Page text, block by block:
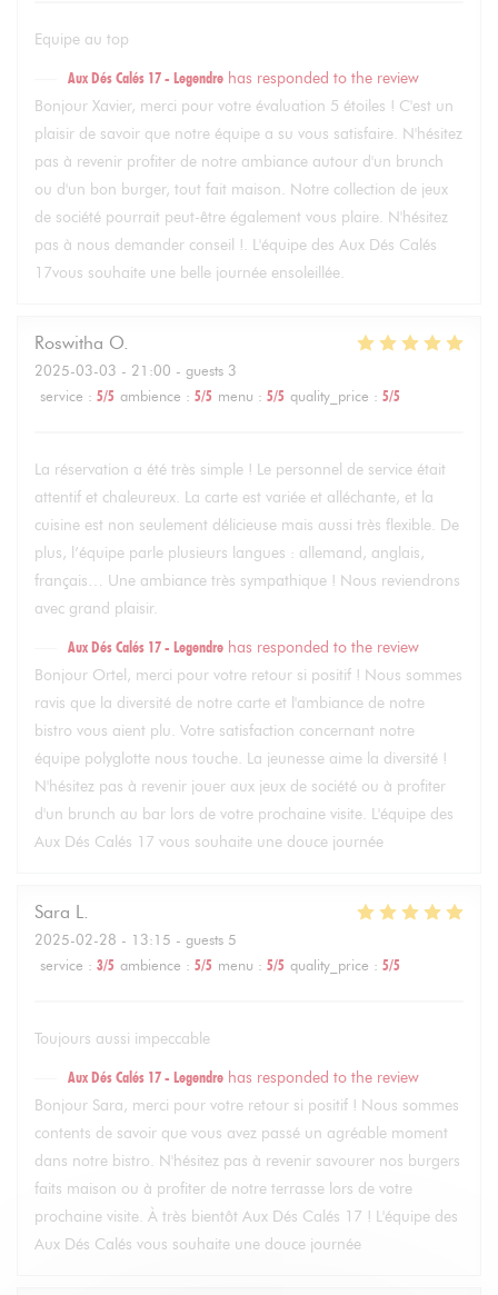
Equipe au top
Aux Dés Calés 17 - Legendre has responded to the review
Bonjour Xavier, merci pour votre évaluation 5 étoiles ! C'est un
plaisir de savoir que notre équipe a su vous satisfaire. N'hésitez
pas à revenir profiter de notre ambiance autour d'un brunch
ou d'un bon burger, tout fait maison. Notre collection de jeux
de société pourrait peut-être également vous plaire. N'hésitez
pas à nous demander conseil !. L'équipe des Aux Dés Calés
17vous souhaite une belle journée ensoleillée.
Roswitha O
2025-03-03 - 21:00 - guests 3
service : 5/5 ambience : 5/5 menu : 5/5 quality_price : 5/5
La réservation a été très simple ! Le personnel de service était
attentif et chaleureux. La carte est variée et alléchante, et la
cuisine est non seulement délicieuse mais aussi très flexible. De
plus, l’équipe parle plusieurs langues : allemand, anglais,
français… Une ambiance très sympathique ! Nous reviendrons
avec grand plaisir.
Aux Dés Calés 17 - Legendre has responded to the review
Bonjour Ortel, merci pour votre retour si positif ! Nous sommes
ravis que la diversité de notre carte et l'ambiance de notre
bistro vous aient plu. Votre satisfaction concernant notre
équipe polyglotte nous touche. La jeunesse aime la diversité !
N'hésitez pas à revenir jouer aux jeux de société ou à profiter
d'un brunch au bar lors de votre prochaine visite. L'équipe des
Aux Dés Calés 17 vous souhaite une douce journée
Sara L
2025-02-28 - 13:15 - guests 5
service : 3/5 ambience : 5/5 menu : 5/5 quality_price : 5/5
Toujours aussi impeccable
Aux Dés Calés 17 - Legendre has responded to the review
Bonjour Sara, merci pour votre retour si positif ! Nous sommes
contents de savoir que vous avez passé un agréable moment
dans notre bistro. N'hésitez pas à revenir savourer nos burgers
faits maison ou à profiter de notre terrasse lors de votre
prochaine visite. À très bientôt Aux Dés Calés 17 ! L'équipe des
Aux Dés Calés vous souhaite une douce journée